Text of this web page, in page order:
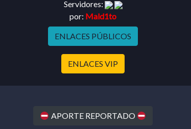
Servidores:
por: Mald1to
ENLACES PÚBLICOS
ENLACES VIP
APORTE REPORTADO